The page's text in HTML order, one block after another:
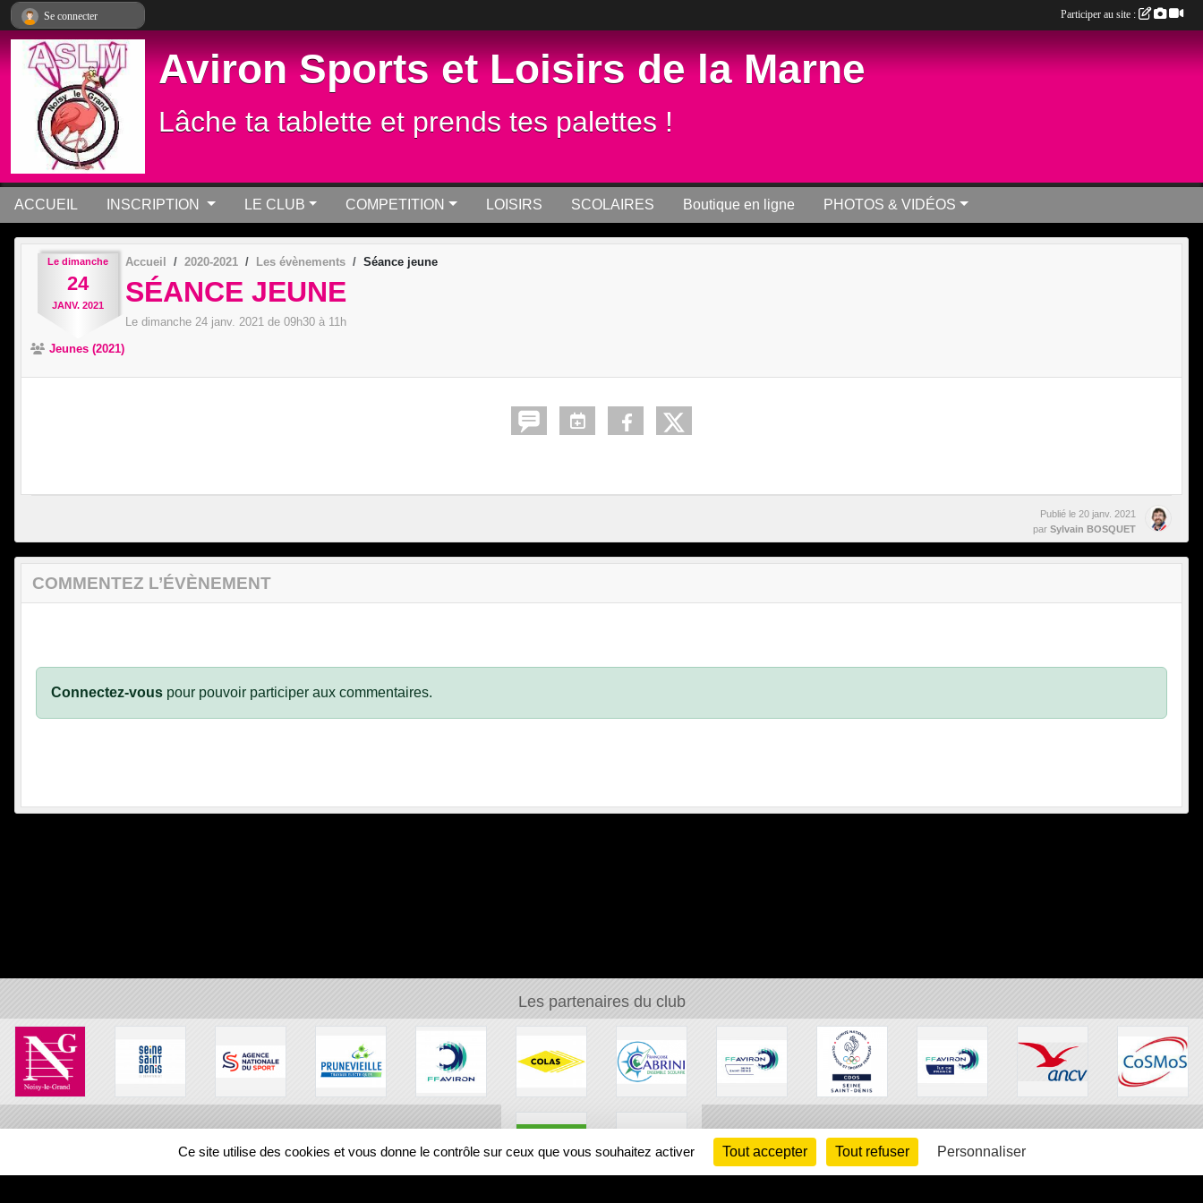
Aviron Sports et Loisirs de la Marne
Lâche ta tablette et prends tes palettes !
ACCUEIL INSCRIPTION LE CLUB COMPETITION LOISIRS SCOLAIRES Boutique en ligne PHOTOS & VIDÉOS
Le dimanche
24
JANV. 2021
Accueil 2020-2021 Les évènements Séance jeune
SÉANCE JEUNE
Le dimanche 24 janv. 2021 de 09h30 à 11h
Jeunes (2021)
Publié le 20 janv. 2021
par Sylvain BOSQUET
COMMENTEZ L’ÉVÈNEMENT
Connectez-vous pour pouvoir participer aux commentaires.
Les partenaires du club
Se connecter Participer au site :
Panneau de gestion des cookies
Ce site utilise des cookies et vous donne le contrôle sur ceux que vous souhaitez activer Tout accepter Tout refuser Personnaliser